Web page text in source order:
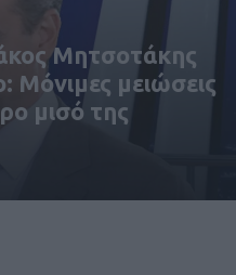
Μητσοτάκης
Μόνιμες μειώσεις
μισό της